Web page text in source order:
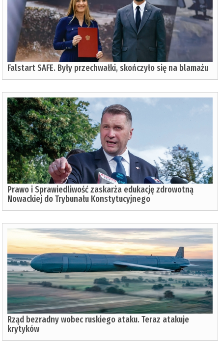
Falstart SAFE. Były przechwałki, skończyło się na blamażu
Prawo i Sprawiedliwość zaskarża edukację zdrowotną
Nowackiej do Trybunału Konstytucyjnego
Rząd bezradny wobec ruskiego ataku. Teraz atakuje
krytyków